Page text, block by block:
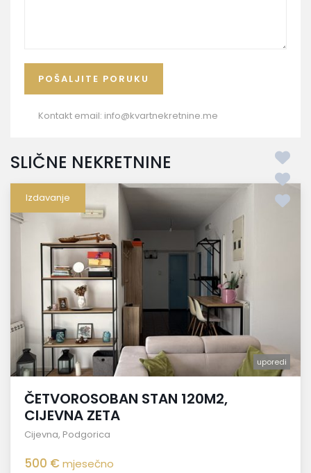
Kontakt email: info@kvartnekretnine.me
SLIČNE NEKRETNINE
Izdavanje
uporedi
ČETVOROSOBAN STAN 120M2,
CIJEVNA ZETA
Cijevna, Podgorica
500 €mjesečno